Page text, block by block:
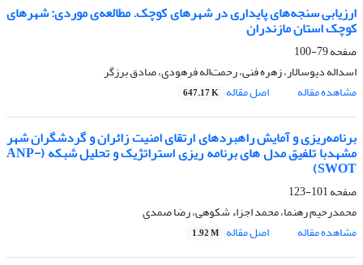
ارزیابی سنجه‌های پایداری در شهرهای کوچک. مطالعه‌ی موردی: شهرهای
کوچک استان مازندران
صفحه79-100
اسداله دیوسالار، زهره فنی، رحمت‌اله فرهودی، صادق برزگر
مشاهده مقاله
اصل مقاله 647.17 K
برنامه‌ریزی و آمایش راهبردهای ارتقای امنیت زائران و گردشگران شهر
مشهدبا تلفیق مدل های برنامه ریزی استراتژیک و تحلیل شبکه (ANP-
SWOT)
صفحه101-123
محمدرحیم رهنما، محمد اجزاء شکوهی، رضا صمدی
مشاهده مقاله
اصل مقاله 1.92 M